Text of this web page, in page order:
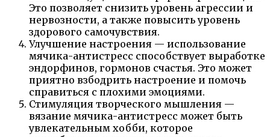
Это позволяет снизить уровень агрессии и
нервозности, а также повысить уровень
здорового самочувствия.
Улучшение настроения — использование
мячика-антистресс способствует выработке
эндорфинов, гормонов счастья. Это может
приятно взбодрить настроение и помочь
справиться с плохими эмоциями.
Стимуляция творческого мышления —
вязание мячика-антистресс может быть
увлекательным хобби, которое